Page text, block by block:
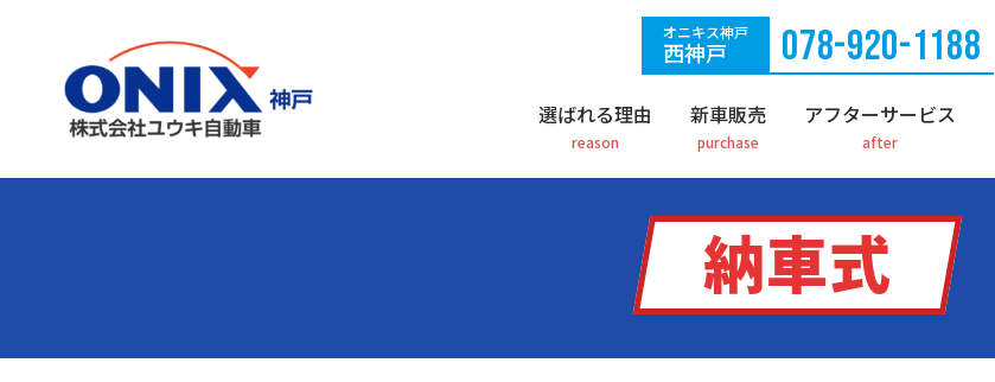
オニキス神戸
西神戸 078-920-1188
選ばれる理由 新車販売 アフターサービス
納車式